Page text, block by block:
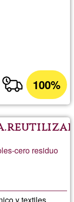
100%
cero residuo
y textiles